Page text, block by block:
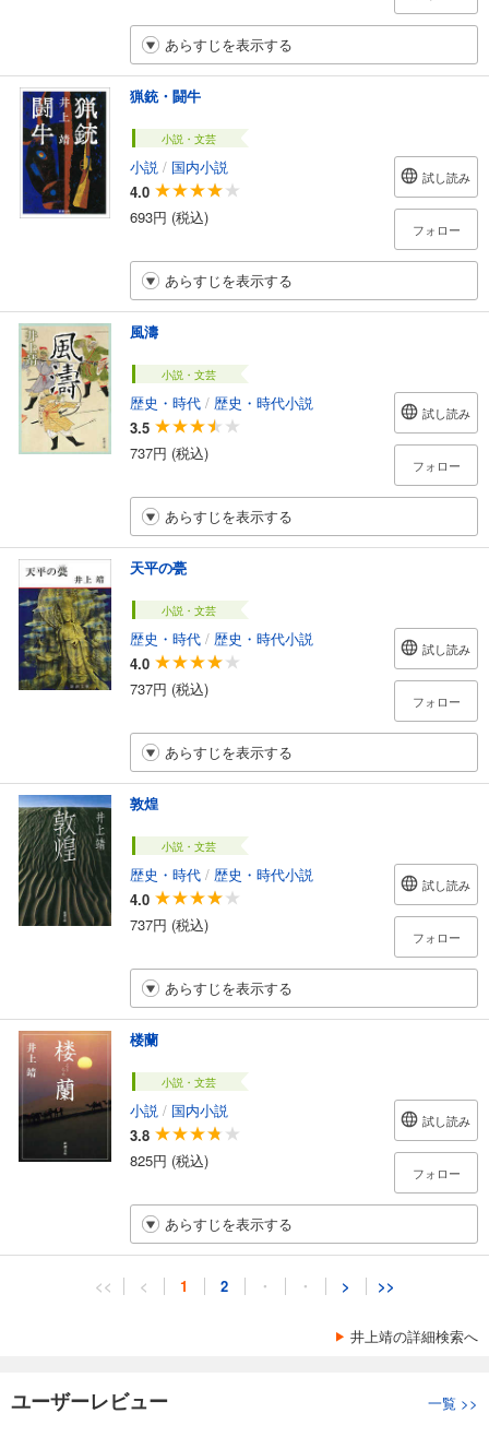
あらすじを表示する
猟銃・闘牛
小説・文芸
小説 / 国内小説
4.0
693円 (税込)
試し読み
フォロー
あらすじを表示する
風濤
小説・文芸
歴史・時代 / 歴史・時代小説
3.5
737円 (税込)
試し読み
フォロー
あらすじを表示する
天平の甍
小説・文芸
歴史・時代 / 歴史・時代小説
4.0
737円 (税込)
試し読み
フォロー
あらすじを表示する
敦煌
小説・文芸
歴史・時代 / 歴史・時代小説
4.0
737円 (税込)
試し読み
フォロー
あらすじを表示する
楼蘭
小説・文芸
小説 / 国内小説
3.8
825円 (税込)
試し読み
フォロー
あらすじを表示する
<< < 1 2 ・ ・ > >>
井上靖の詳細検索へ
ユーザーレビュー 一覧 >>